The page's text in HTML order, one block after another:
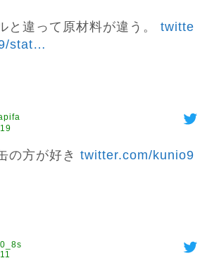
と違って原材料が違う。 twitte
stat…
の方が好き twitter.com/kunio9